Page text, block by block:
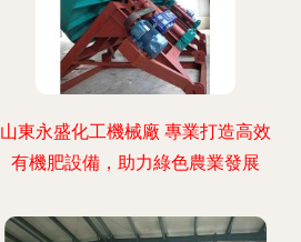
山東永盛化工機械廠 專業打造高效
有機肥設備，助力綠色農業發展